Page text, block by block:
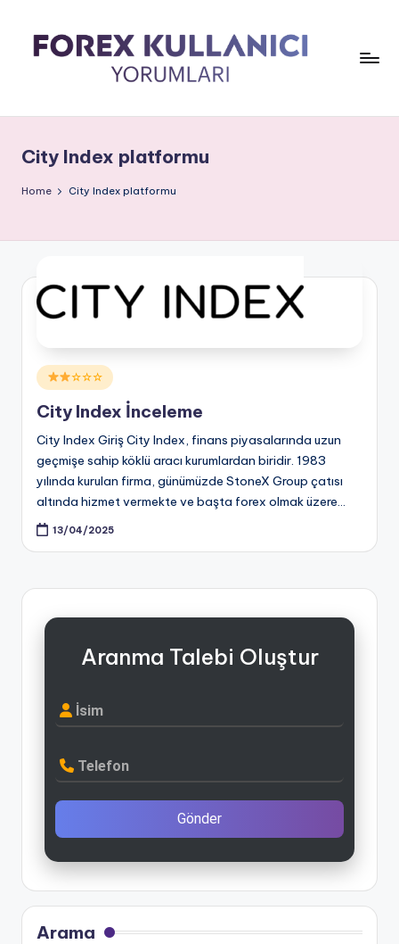
City Index platformu
Home City Index platformu
Posted
in
☆☆☆
City Index İnceleme
City Index Giriş City Index, finans piyasalarında uzun
geçmişe sahip köklü aracı kurumlardan biridir. 1983
yılında kurulan firma, günümüzde StoneX Group çatısı
altında hizmet vermekte ve başta forex olmak üzere…
13/04/2025
Aranma Talebi Oluştur
İsim
Telefon
Gönder
Arama